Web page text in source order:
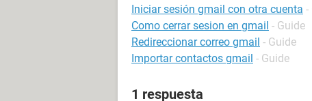
Iniciar sesión gmail con otra cuenta -
Como cerrar sesion en gmail - Guide
Redireccionar correo gmail - Guide
Importar contactos gmail - Guide
1 respuesta